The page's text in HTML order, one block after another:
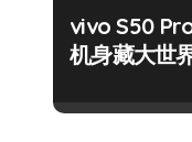
vivo S50
机身藏大世